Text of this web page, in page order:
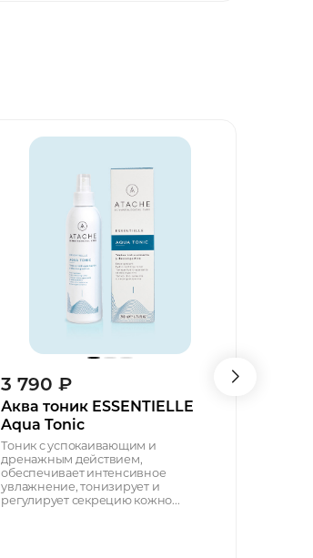
3 790 ₽
Аква тоник ESSENTIELLE
Aqua Tonic
Тоник с успокаивающим и
дренажным действием,
обеспечивает интенсивное
увлажнение, тонизирует и
регулирует секрецию кожно...